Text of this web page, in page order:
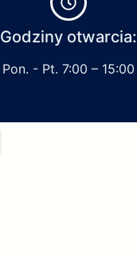
Godziny otwarcia:
Pon. - Pt. 7:00 – 15:00